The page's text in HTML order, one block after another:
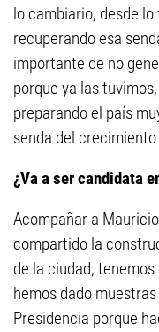
lo cambiario, desde
recuperando esa
importante de no
porque ya las
preparando el país
senda del
¿Va a ser candidata
Acompañar a
compartido la
de la ciudad,
hemos dado
Presidencia porque